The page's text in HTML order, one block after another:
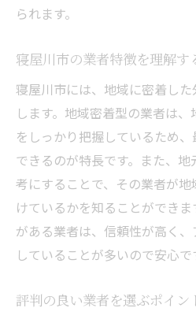
外壁塗装業者選びの成
寝屋川市特有の業者
信頼性を重視する選
外壁材の種類と選び
無料見積もりの活用術
契約前の最終確認事
外壁塗装業者選びのコツ
効果的な業者選びの
業者の実績を評価する
られます。
寝屋川市の業者特徴を理解す
寝屋川市には、地域に密着し
します。地域密着型の業者は
をしっかり把握しているため
できるのが特長です。また、
考にすることで、その業者が
けているかを知ることができ
がある業者は、信頼性が高く
していることが多いので安心で
評判の良い業者を選ぶポイン